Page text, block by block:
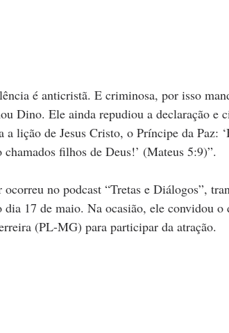
é anticristã. E criminosa, por isso
Dino. Ele ainda repudiou a declaração e
lição de Jesus Cristo, o Príncipe da Paz:
filhos de Deus!’ (Mateus 5:9)”.
no podcast “Tretas e Diálogos”,
17 de maio. Na ocasião, ele convidou o
(PL-MG) para participar da atração.